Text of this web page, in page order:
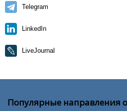
Telegram
LinkedIn
LiveJournal
Популярные направления